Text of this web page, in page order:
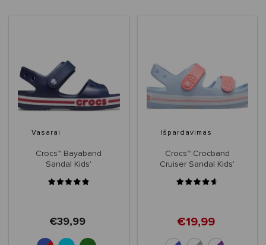
Vasarai
Crocs™ Bayaband
Sandal Kids'
€39,99
Išpardavimas
Crocs™ Crocband
Cruiser Sandal Kids'
€19,99